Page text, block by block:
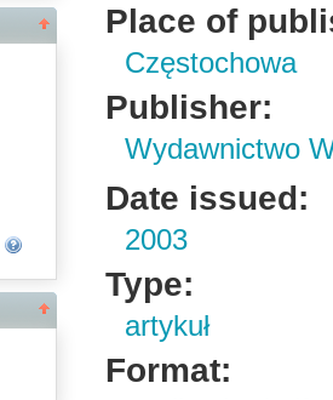
Place of
Częstochowa
Publisher:
Wydawnictwo
Date issued:
2003
Type:
artykuł
Format: